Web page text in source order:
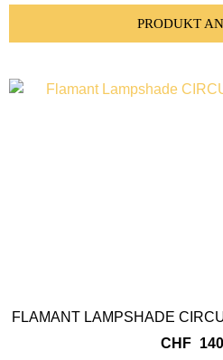
PRODUKT
FLAMANT LAMPSHADE
CHF